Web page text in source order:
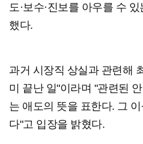
도·보수·진보를 아우를 수
했다.
과거 시장직 상실과 관련해
미 끝난 일"이라며 "관련된
는 애도의 뜻을 표한다. 그
다"고 입장을 밝혔다.